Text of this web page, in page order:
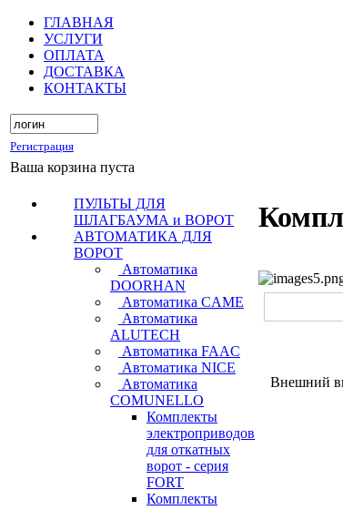
ГЛАВНАЯ
УСЛУГИ
ОПЛАТА
ДОСТАВКА
КОНТАКТЫ
Регистрация
Ваша корзина пуста
ПУЛЬТЫ ДЛЯ
ШЛАГБАУМА и ВОРОТ
АВТОМАТИКА ДЛЯ
ВОРОТ
Автоматика
DOORHAN
Автоматика CAME
Автоматика
ALUTECH
Автоматика FAAC
Автоматика NICE
Автоматика
COMUNELLO
Комплекты
электроприводов
для откатных
ворот - серия
FORT
Комплекты
Внешний